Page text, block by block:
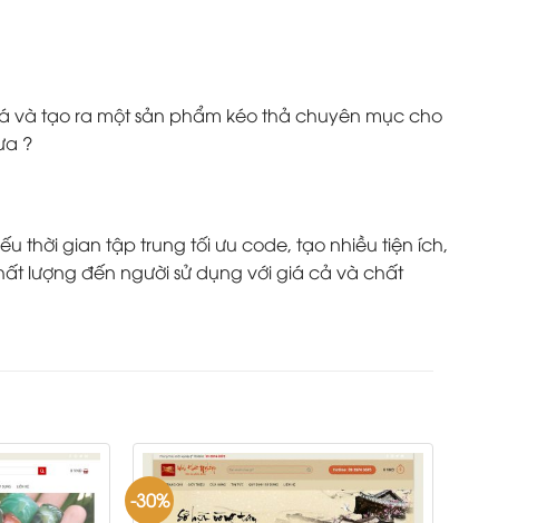
tạo ra một sản phẩm kéo thả chuyên mục cho
?
thời gian tập trung tối ưu code, tạo nhiều tiện ích,
lượng đến người sử dụng với giá cả và chất
-30%